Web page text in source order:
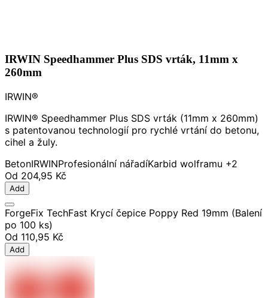
IRWIN Speedhammer Plus SDS vrták, 11mm x
260mm
IRWIN®
IRWIN® Speedhammer Plus SDS vrták (11mm x 260mm)
s patentovanou technologií pro rychlé vrtání do betonu,
cihel a žuly.
BetonIRWINProfesionální nářadíKarbid wolframu +2
Od 204,95 Kč
Add
ForgeFix TechFast Krycí čepice Poppy Red 19mm (Balení
po 100 ks)
Od 110,95 Kč
Add